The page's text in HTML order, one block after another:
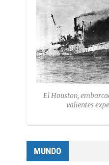
El Houston,
valientes
MUNDO